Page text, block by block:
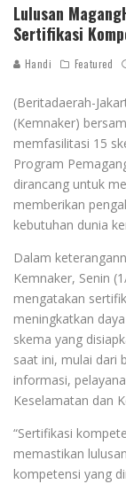
Lulusan
Sertifikasi
Handi Featured
(Beritadaerah-
(Kemnaker)
memfasilitasi 15
Program
dirancang untuk
memberikan
kebutuhan dunia
Dalam
Kemnaker, Senin
mengatakan
meningkatkan
skema yang
saat ini, mulai dari
informasi,
Keselamatan dan
“Sertifikasi
memastikan
kompetensi yang